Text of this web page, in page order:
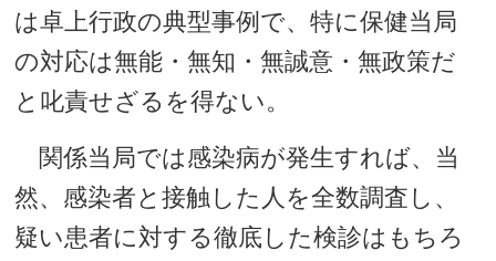
は卓上行政の典型事例で、特に保健当局
の対応は無能・無知・無誠意・無政策だ
と叱責せざるを得ない。
関係当局では感染病が発生すれば、当
然、感染者と接触した人を全数調査し、
疑い患者に対する徹底した検診はもちろ